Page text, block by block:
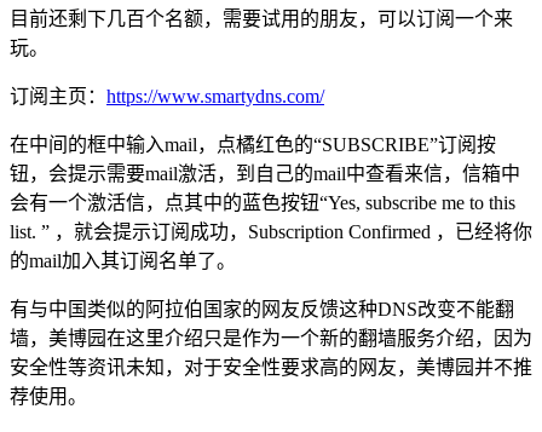
目前还剩下几百个名额，需要试用的朋友，可以订阅一个来
玩。
订阅主页： https://www.smartydns.com/
在中间的框中输入mail，点橘红色的“SUBSCRIBE”订阅按
钮，会提示需要mail激活，到自己的mail中查看来信，信箱中
会有一个激活信，点其中的蓝色按钮“Yes, subscribe me to this
list. ” ，就会提示订阅成功，Subscription Confirmed ，已经将你
的mail加入其订阅名单了。
有与中国类似的阿拉伯国家的网友反馈这种DNS改变不能翻
墙，美博园在这里介绍只是作为一个新的翻墙服务介绍，因为
安全性等资讯未知，对于安全性要求高的网友，美博园并不推
荐使用。